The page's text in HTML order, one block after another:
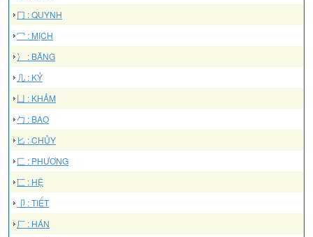
冂 : QUYNH
冖 : MỊCH
冫 : BĂNG
几 : KỶ
凵 : KHẢM
勹 : BAO
匕 : CHỦY
匚 : PHƯƠNG
匸 : HỆ
卩 : TIẾT
厂 : HÁN